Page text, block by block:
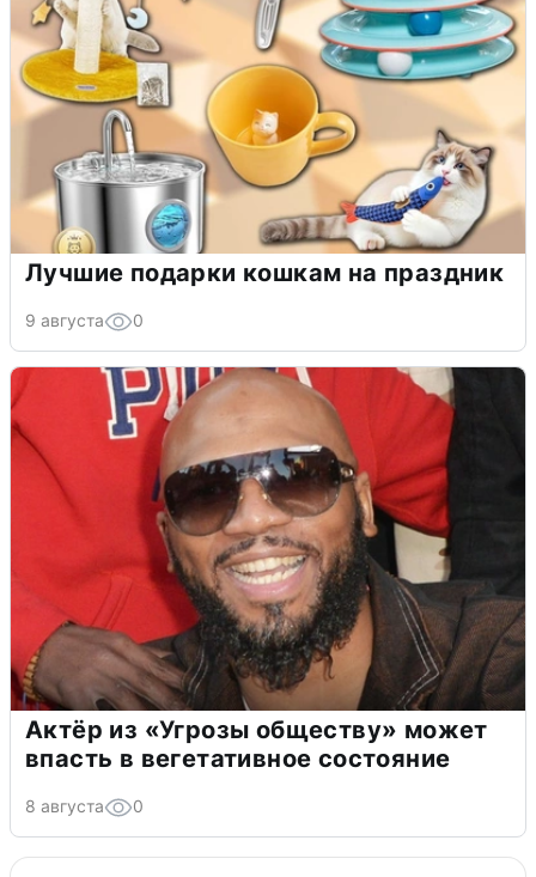
Лучшие подарки кошкам на праздник
9 августа 0
Актёр из «Угрозы обществу» может
впасть в вегетативное состояние
8 августа 0